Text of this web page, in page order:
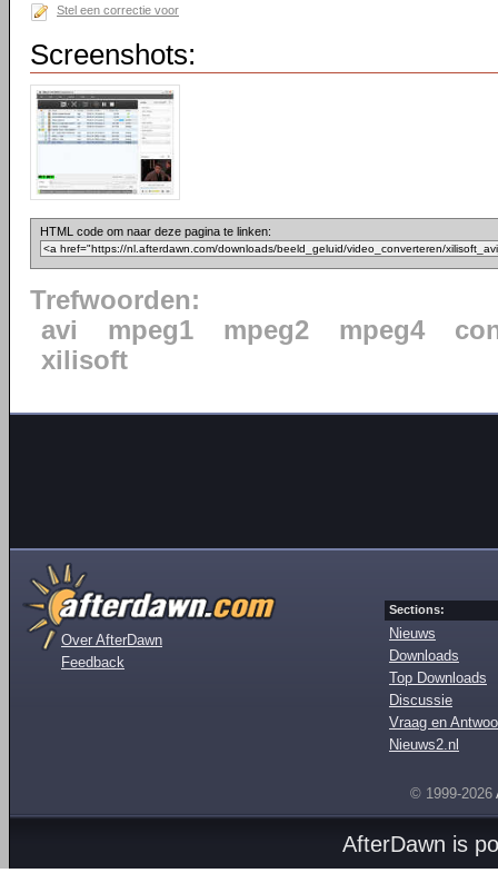
Stel een correctie voor
Screenshots:
HTML code om naar deze pagina te linken:
Trefwoorden:
avi
mpeg1 mpeg2 mpeg4
xilisoft
Over AfterDawn
Feedback
Sections:
Nieuws
Downloads
Top Downloads
Discussie
Vraag en
Nieuws2.nl
© 1999-2026
AfterDawn is